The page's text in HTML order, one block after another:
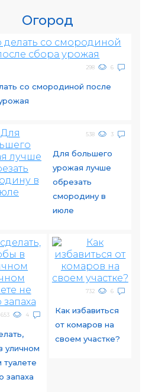
Огород
298 6
со смородиной после
538 3
Для большего
урожая лучше
обрезать
смородину в
июле
653 4
уличном
туалете
запаха
732 6
Как избавиться
от комаров на
своем участке?